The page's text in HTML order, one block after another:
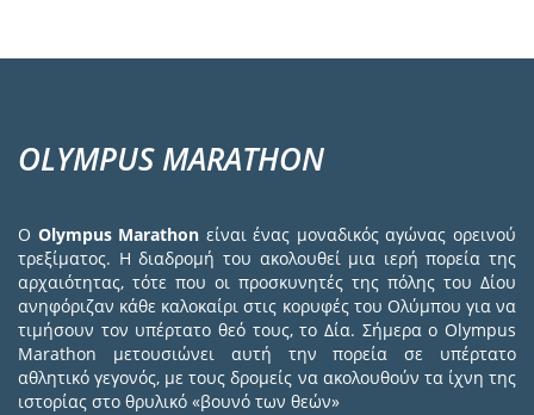
OLYMPUS MARATHON
Ο Olympus Marathon είναι ένας μοναδικός αγώνας ορεινού
τρεξίματος. Η διαδρομή του ακολουθεί μια ιερή πορεία της
αρχαιότητας, τότε που οι προσκυνητές της πόλης του Δίου
ανηφόριζαν κάθε καλοκαίρι στις κορυφές του Ολύμπου για να
τιμήσουν τον υπέρτατο θεό τους, το Δία. Σήμερα ο Olympus
Marathon μετουσιώνει αυτή την πορεία σε υπέρτατο
αθλητικό γεγονός, με τους δρομείς να ακολουθούν τα ίχνη της
ιστορίας στο θρυλικό «βουνό των θεών»